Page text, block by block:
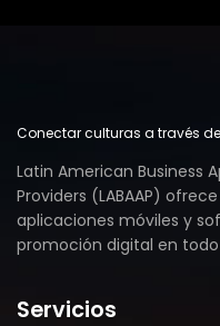
Conectar culturas a través
Latin American Business
Providers (LABAAP)
aplicaciones móviles y
promoción digital en
Servicios